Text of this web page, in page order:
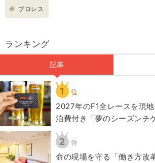
プロレス
ランキング
記事
1 位
2027年のF1全レースを現
泊費付き「夢のシーズンチ
2 位
命の現場を守る「働き方改